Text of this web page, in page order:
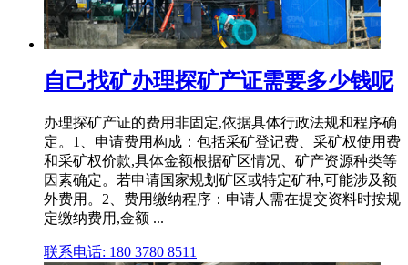
自己找矿办理探矿产证需要多少钱呢
办理探矿产证的费用非固定,依据具体行政法规和程序确
定。1、申请费用构成：包括采矿登记费、采矿权使用费
和采矿权价款,具体金额根据矿区情况、矿产资源种类等
因素确定。若申请国家规划矿区或特定矿种,可能涉及额
外费用。2、费用缴纳程序：申请人需在提交资料时按规
定缴纳费用,金额 ...
联系电话: 180 3780 8511